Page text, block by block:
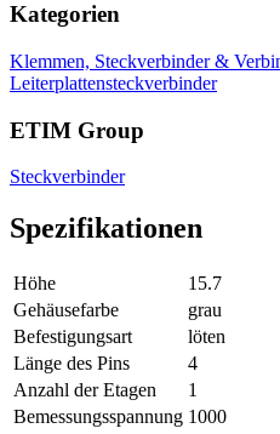
Kategorien
Klemmen, Steckverbinder &
Leiterplattensteckverbinder
ETIM Group
Steckverbinder
Spezifikationen
Höhe
15.7
Gehäusefarbe
grau
Befestigungsart
löten
Länge des Pins
4
Anzahl der Etagen
1
Bemessungsspannung 1000